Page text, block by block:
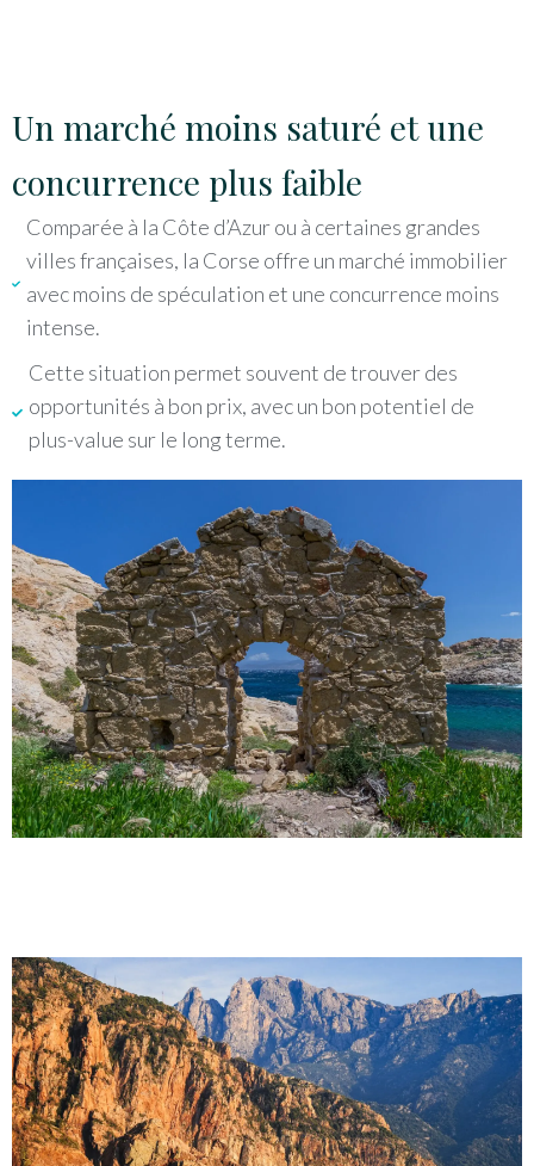
Un marché moins saturé et une
concurrence plus faible
Comparée à la Côte d’Azur ou à certaines grandes
villes françaises, la Corse offre un marché immobilier
avec moins de spéculation et une concurrence moins
intense.
Cette situation permet souvent de trouver des
opportunités à bon prix, avec un bon potentiel de
plus-value sur le long terme.